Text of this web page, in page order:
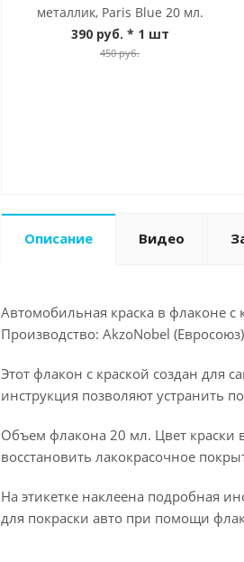
металлик, Paris Blue 20 мл.
390 руб. * 1 шт
450 руб.
Описание Видео
Автомобильная краска в флаконе с
Производство: AkzoNobel
Этот флакон с краской создан для
инструкция позволяют устранить
Объем флакона 20 мл. Цвет краски
восстановить лакокрасочное
На этикетке наклеена подробная
для покраски авто при помощи